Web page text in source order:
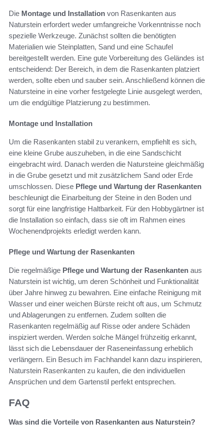
Die Montage und Installation von Rasenkanten aus
Naturstein erfordert weder umfangreiche Vorkenntnisse noch
spezielle Werkzeuge. Zunächst sollten die benötigten
Materialien wie Steinplatten, Sand und eine Schaufel
bereitgestellt werden. Eine gute Vorbereitung des Geländes ist
entscheidend: Der Bereich, in dem die Rasenkanten platziert
werden, sollte eben und sauber sein. Anschließend können die
Natursteine in eine vorher festgelegte Linie ausgelegt werden,
um die endgültige Platzierung zu bestimmen.
Montage und Installation
Um die Rasenkanten stabil zu verankern, empfiehlt es sich,
eine kleine Grube auszuheben, in die eine Sandschicht
eingebracht wird. Danach werden die Natursteine gleichmäßig
in die Grube gesetzt und mit zusätzlichem Sand oder Erde
umschlossen. Diese Pflege und Wartung der Rasenkanten
beschleunigt die Einarbeitung der Steine in den Boden und
sorgt für eine langfristige Haltbarkeit. Für den Hobbygärtner ist
die Installation so einfach, dass sie oft im Rahmen eines
Wochenendprojekts erledigt werden kann.
Pflege und Wartung der Rasenkanten
Die regelmäßige Pflege und Wartung der Rasenkanten aus
Naturstein ist wichtig, um deren Schönheit und Funktionalität
über Jahre hinweg zu bewahren. Eine einfache Reinigung mit
Wasser und einer weichen Bürste reicht oft aus, um Schmutz
und Ablagerungen zu entfernen. Zudem sollten die
Rasenkanten regelmäßig auf Risse oder andere Schäden
inspiziert werden. Werden solche Mängel frühzeitig erkannt,
lässt sich die Lebensdauer der Raseneinfassung erheblich
verlängern. Ein Besuch im Fachhandel kann dazu inspirieren,
Naturstein Rasenkanten zu kaufen, die den individuellen
Ansprüchen und dem Gartenstil perfekt entsprechen.
FAQ
Was sind die Vorteile von Rasenkanten aus Naturstein?